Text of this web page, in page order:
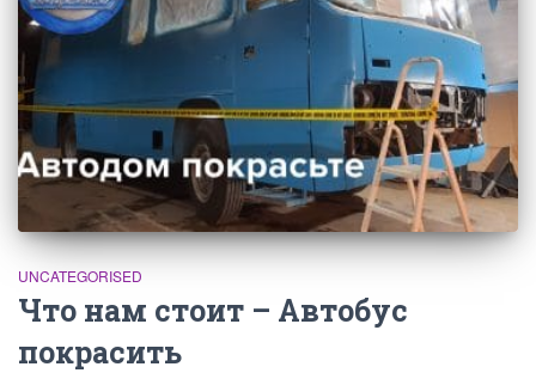
UNCATEGORISED
Что нам стоит – Автобус
покрасить